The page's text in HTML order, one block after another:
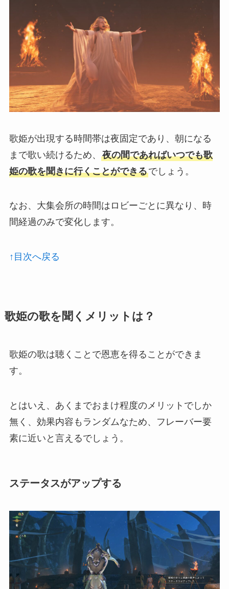
歌姫が出現する時間帯は夜固定であり、朝になる
まで歌い続けるため、 夜の間であればいつでも歌
姫の歌を聞きに行くことができるでしょう。
なお、大集会所の時間はロビーごとに異なり、時
間経過のみで変化します。
↑目次へ戻る
歌姫の歌を聞くメリットは？
歌姫の歌は聴くことで恩恵を得ることができま
す。
とはいえ、あくまでおまけ程度のメリットでしか
無く、効果内容もランダムなため、フレーバー要
素に近いと言えるでしょう。
ステータスがアップする